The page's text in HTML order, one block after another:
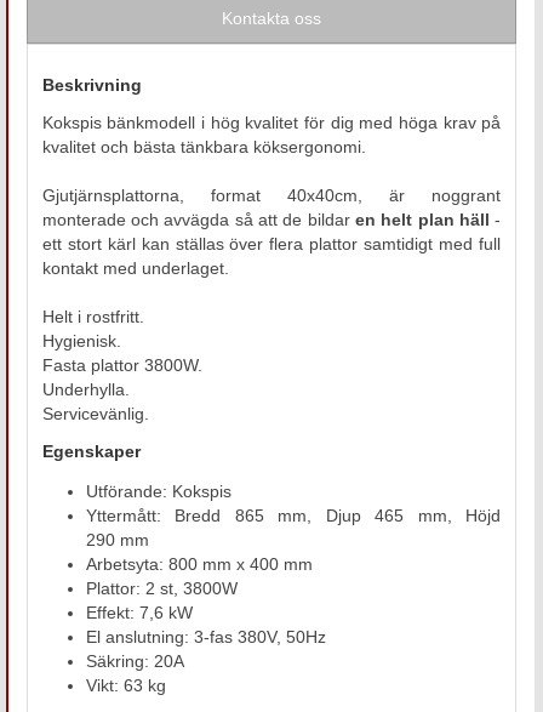
Kontakta oss
Beskrivning
Kokspis bänkmodell i hög kvalitet för dig med höga krav på
kvalitet och bästa tänkbara köksergonomi.
Gjutjärnsplattorna, format 40x40cm, är noggrant
monterade och avvägda så att de bildar en helt plan häll -
ett stort kärl kan ställas över flera plattor samtidigt med full
kontakt med underlaget.
Helt i rostfritt.
Hygienisk.
Fasta plattor 3800W.
Underhylla.
Servicevänlig.
Egenskaper
Utförande: Kokspis
Yttermått: Bredd 865 mm, Djup 465 mm, Höjd
290 mm
Arbetsyta: 800 mm x 400 mm
Plattor: 2 st, 3800W
Effekt: 7,6 kW
El anslutning: 3-fas 380V, 50Hz
Säkring: 20A
Vikt: 63 kg